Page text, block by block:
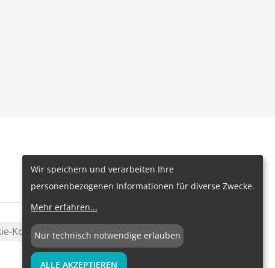
Konfiguration
Wir speichern und verarbeiten Ihre
personenbezogenen Informationen für diverse Zwecke.
Mehr erfahren...
Nur technisch notwendige erlauben
ALLE AKZEPTIEREN